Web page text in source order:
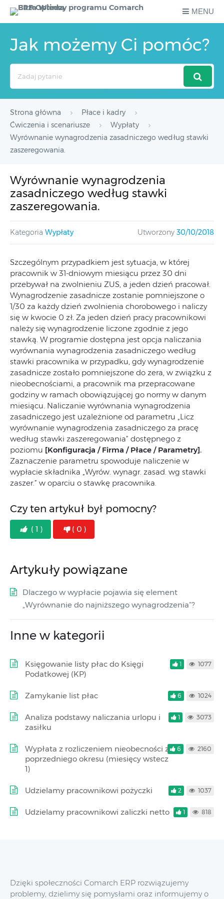
MENU
Jak możemy Ci pomóc?
Strona główna
Płace i kadry
Ćwiczenia i scenariusze
Wypłaty
Wyrównanie wynagrodzenia zasadniczego według stawki
zaszeregowania.
Wyrównanie wynagrodzenia
zasadniczego według stawki
zaszeregowania.
Kategoria Wypłaty Utworzony 30/10/2018
Szczególnym przypadkiem jest sytuacja, w której
pracownik w 31-dniowym miesiącu przez 30 dni
przebywał na zwolnieniu ZUS, a jeden dzień pracował.
Wynagrodzenie zasadnicze zostanie pomniejszone o
1/30 za każdy dzień zwolnienia chorobowego i naliczy
się w kwocie 0 zł. Za jeden dzień pracy pracownikowi
należy się wynagrodzenie liczone zgodnie z jego
stawką. W programie dostępna jest opcja naliczania
wyrównania wynagrodzenia zasadniczego według
stawki pracownika w przypadku, gdy wynagrodzenie
zasadnicze zostało pomniejszone do zera, w związku z
nieobecnościami, a pracownik ma przepracowane
godziny w ramach obowiązującej go normy w danym
miesiącu. Naliczanie wyrównania wynagrodzenia
zasadniczego jest uzależnione od parametru „Licz
wyrównanie wynagrodzenia zasadniczego za pracę
według stawki zaszeregowania” dostępnego z
poziomu [Konfiguracja / Firma / Płace / Parametry].
Zaznaczenie parametru spowoduje naliczenie w
wypłacie składnika „Wyrów. wynagr. zasad. wg stawki
zaszer.” w oparciu o stawkę pracownika.
Czy ten artykuł był pomocny?
( 1 ) ( 0 )
Artykuły powiązane
Dlaczego w wypłacie pojawia się element
„Wyrównanie do najniższego wynagrodzenia”?
Inne w kategorii
Księgowanie listy płac do Księgi
Podatkowej (KP)
1 1077
Zamykanie list płac 6 1024
Analiza podstawy naliczania urlopu i
zasiłku
1 3073
Wypłata z rozliczeniem nieobecności z
poprzedniego okresu (miesięcy wstecz
1)
6 2160
Udzielamy pracownikowi pożyczki 2 1037
Udzielamy pracownikowi zaliczki netto 1 818
Dzięki społeczności Comarch ERP rozwiązujemy
problemy, dzielimy się pomysłami oraz informujemy o